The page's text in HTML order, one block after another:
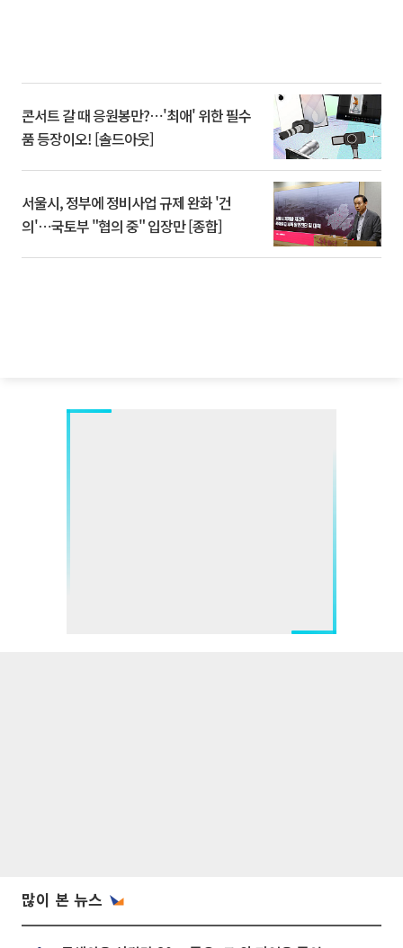
콘서트 갈 때 응원봉만?⋯'최애' 위한 필수
품 등장이오! [솔드아웃]
서울시, 정부에 정비사업 규제 완화 '건
의'⋯국토부 "협의 중" 입장만 [종합]
많이 본 뉴스